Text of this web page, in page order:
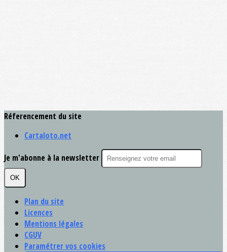
Réferencement du site
Cartaloto.net
Je m'abonne à la newsletter
OK
Plan du site
Licences
Mentions légales
CGUV
Paramétrer vos cookies